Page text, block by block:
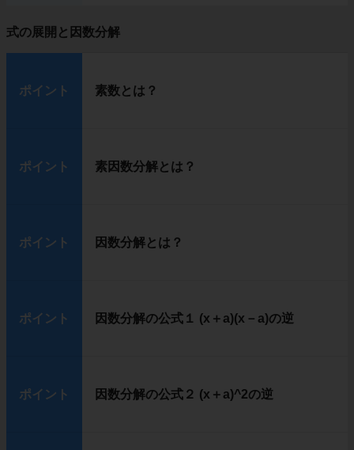
式の展開と因数分解
ポイント 素数とは？
ポイント 素因数分解とは？
ポイント 因数分解とは？
ポイント 因数分解の公式１ (x＋a)(x－a)の逆
ポイント 因数分解の公式２ (x＋a)^2の逆